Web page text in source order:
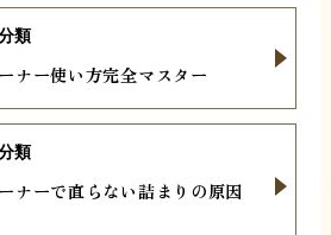
ナー使い方完全マスター
類
ナーで直らない詰まりの原因
類